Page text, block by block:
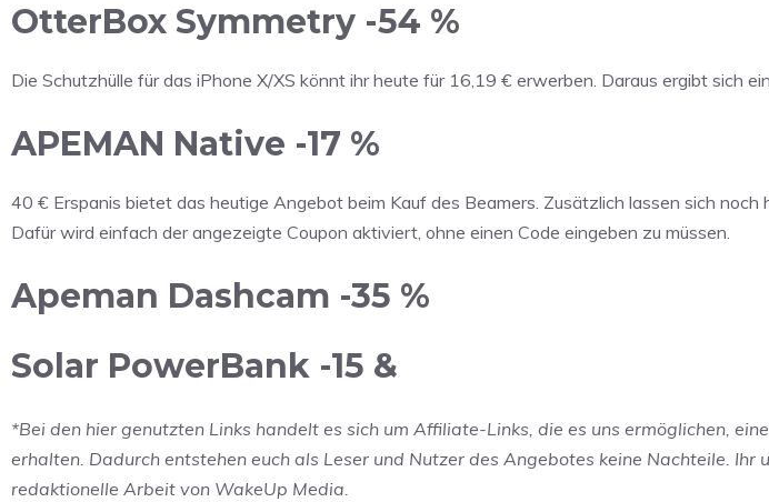
OtterBox Symmetry -54 %
Die Schutzhülle für das iPhone X/XS könnt ihr heute für 16,19 € erwerben. Daraus ergibt sich
APEMAN Native -17 %
40 € Erspanis bietet das heutige Angebot beim Kauf des Beamers. Zusätzlich lassen sich noch
Dafür wird einfach der angezeigte Coupon aktiviert, ohne einen Code eingeben zu müssen.
Apeman Dashcam -35 %
Solar PowerBank -15 &
*Bei den hier genutzten Links handelt es sich um Affiliate-Links, die es uns ermöglichen,
erhalten. Dadurch entstehen euch als Leser und Nutzer des Angebotes keine Nachteile.
redaktionelle Arbeit von WakeUp Media.